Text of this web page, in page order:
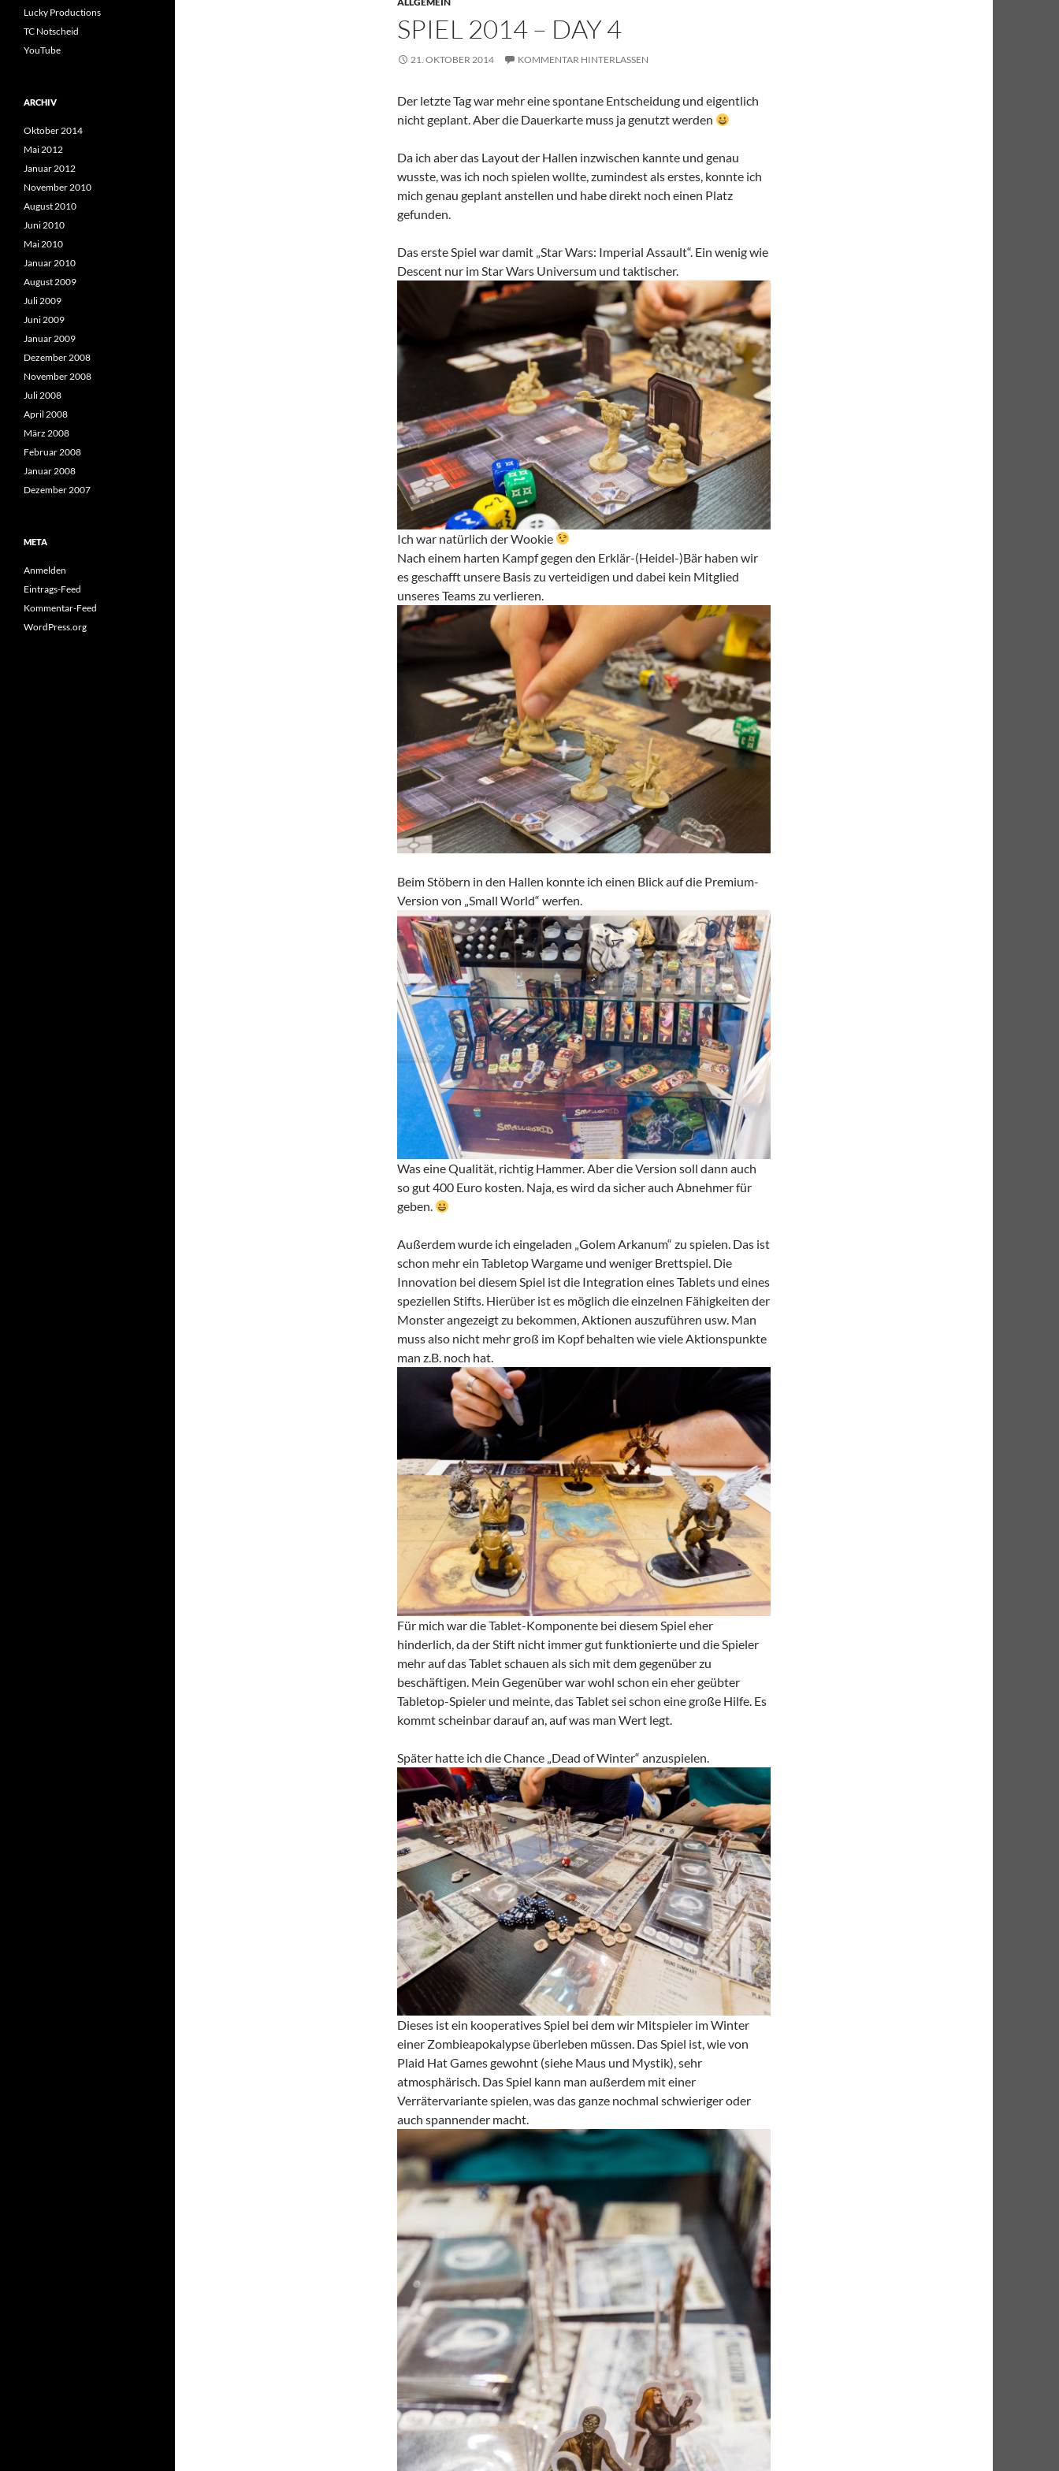
SPIEL 2014 – DAY 4
21. OKTOBER 2014 KOMMENTAR HINTERLASSEN
Der letzte Tag war mehr eine spontane Entscheidung und eigentlich
nicht geplant. Aber die Dauerkarte muss ja genutzt werden
Da ich aber das Layout der Hallen inzwischen kannte und genau
wusste, was ich noch spielen wollte, zumindest als erstes, konnte ich
mich genau geplant anstellen und habe direkt noch einen Platz
gefunden.
Das erste Spiel war damit „Star Wars: Imperial Assault“. Ein wenig wie
Descent nur im Star Wars Universum und taktischer.
Ich war natürlich der Wookie
Nach einem harten Kampf gegen den Erklär-(Heidel-)Bär haben wir
es geschafft unsere Basis zu verteidigen und dabei kein Mitglied
unseres Teams zu verlieren.
Beim Stöbern in den Hallen konnte ich einen Blick auf die Premium-
Version von „Small World“ werfen.
Was eine Qualität, richtig Hammer. Aber die Version soll dann auch
so gut 400 Euro kosten. Naja, es wird da sicher auch Abnehmer für
geben.
Außerdem wurde ich eingeladen „Golem Arkanum“ zu spielen. Das ist
schon mehr ein Tabletop Wargame und weniger Brettspiel. Die
Innovation bei diesem Spiel ist die Integration eines Tablets und eines
speziellen Stifts. Hierüber ist es möglich die einzelnen Fähigkeiten der
Monster angezeigt zu bekommen, Aktionen auszuführen usw. Man
muss also nicht mehr groß im Kopf behalten wie viele Aktionspunkte
man z.B. noch hat.
Für mich war die Tablet-Komponente bei diesem Spiel eher
hinderlich, da der Stift nicht immer gut funktionierte und die Spieler
mehr auf das Tablet schauen als sich mit dem gegenüber zu
beschäftigen. Mein Gegenüber war wohl schon ein eher geübter
Tabletop-Spieler und meinte, das Tablet sei schon eine große Hilfe. Es
kommt scheinbar darauf an, auf was man Wert legt.
Später hatte ich die Chance „Dead of Winter“ anzuspielen.
Dieses ist ein kooperatives Spiel bei dem wir Mitspieler im Winter
einer Zombieapokalypse überleben müssen. Das Spiel ist, wie von
Plaid Hat Games gewohnt (siehe Maus und Mystik), sehr
atmosphärisch. Das Spiel kann man außerdem mit einer
Verrätervariante spielen, was das ganze nochmal schwieriger oder
auch spannender macht.
Lucky Productions
TC Notscheid
YouTube
ARCHIV
Oktober 2014
Mai 2012
Januar 2012
November 2010
August 2010
Juni 2010
Mai 2010
Januar 2010
August 2009
Juli 2009
Juni 2009
Januar 2009
Dezember 2008
November 2008
Juli 2008
April 2008
März 2008
Februar 2008
Januar 2008
Dezember 2007
META
Anmelden
Eintrags-Feed
Kommentar-Feed
WordPress.org